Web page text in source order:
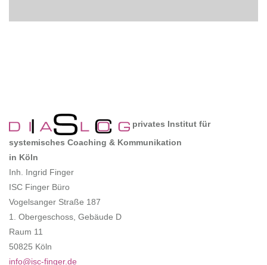
privates Institut für
systemisches Coaching & Kommunikation
in Köln
Inh. Ingrid Finger
ISC Finger Büro
Vogelsanger Straße 187
1. Obergeschoss, Gebäude D
Raum 11
50825 Köln
info@isc-finger.de